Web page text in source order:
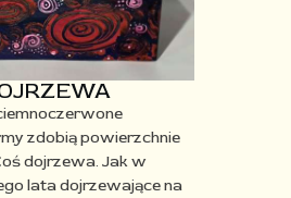
zdobią powierzchnie
śdojrzewa. Jak w
lata dojrzewającena